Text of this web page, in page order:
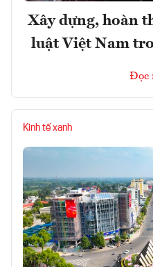
Xây dựng, hoàn
luật Việt Nam
Đọc
Kinh tế xanh